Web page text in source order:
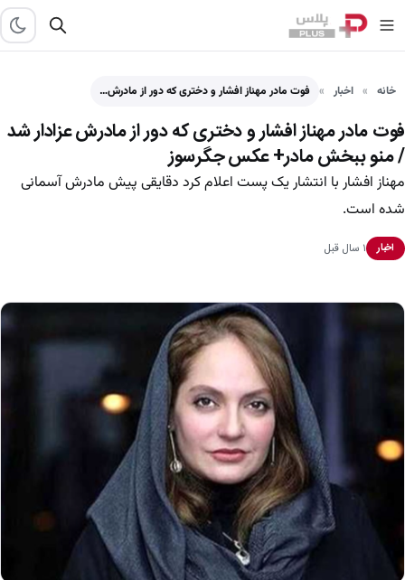
خانه اخبار فوت مادر مهناز افشار و دختری که دور از مادرش…
فوت مادر مهناز افشار و دختری که دور از مادرش عزادار شد
/ منو ببخش مادر+ عکس جگرسوز
مهناز افشار با انتشار یک پست اعلام کرد دقایقی پیش مادرش آسمانی
شده است.
اخبار ۱ سال قبل